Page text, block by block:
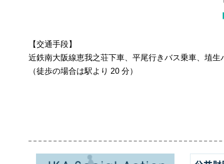
【交通手段】
近鉄南大阪線恵我之荘下車、平尾行きバス乗車、埴生
（徒歩の場合は駅より 20 分）